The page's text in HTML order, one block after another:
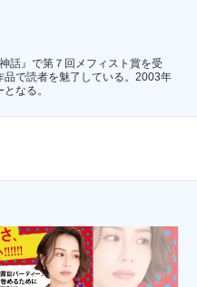
話』で第７回メフィスト賞を受
で読者を魅了している。2003年
なる。